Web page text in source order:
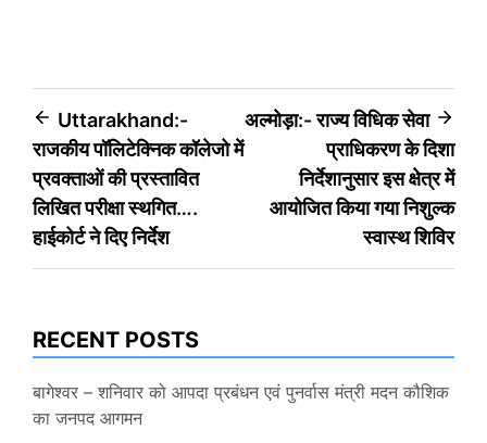
Post
navigation
Uttarakhand:-
राजकीय पॉलिटेक्निक कॉलेजो में
प्रवक्ताओं की प्रस्तावित
लिखित परीक्षा स्थगित….
हाईकोर्ट ने दिए निर्देश
अल्मोड़ा:- राज्य विधिक सेवा
प्राधिकरण के दिशा
निर्देशानुसार इस क्षेत्र में
आयोजित किया गया निशुल्क
स्वास्थ शिविर
RECENT POSTS
बागेश्वर – शनिवार को आपदा प्रबंधन एवं पुनर्वास मंत्री मदन कौशिक
का जनपद आगमन